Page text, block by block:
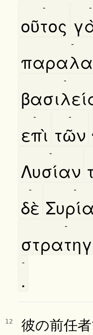
οῦτος
- -
-
-
επὶ
-
τῶν
-
Λυσίαν
-
δὲ
- -
-
.
-
12
彼の前任